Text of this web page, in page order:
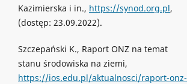
Kazimierska i in., https://synod.org.pl,
(dostęp: 23.09.2022).
Szczepański K., Raport ONZ na temat
stanu środowiska na ziemi,
https://ios.edu.pl/aktualnosci/raport-onz-